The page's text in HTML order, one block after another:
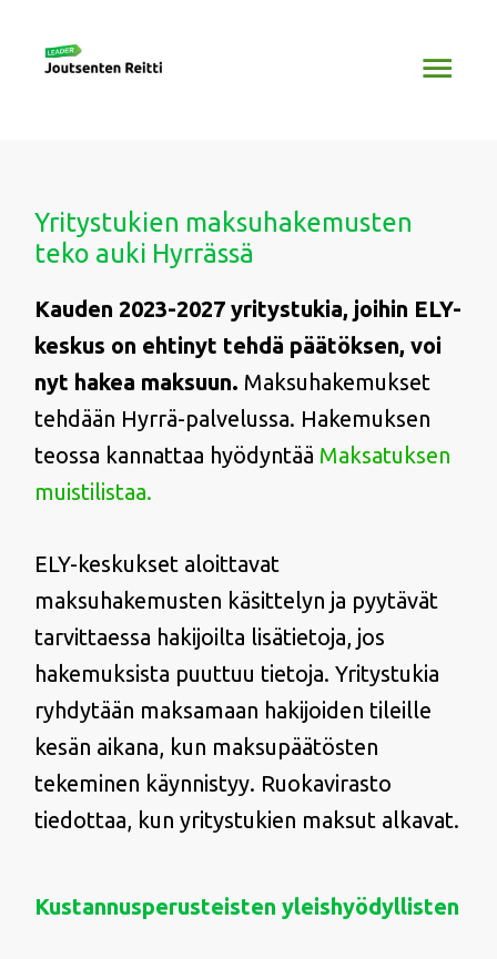
sisältöön
Yritystukien maksuhakemusten
teko auki Hyrrässä
Kauden 2023-2027 yritystukia, joihin ELY-
keskus on ehtinyt tehdä päätöksen, voi
nyt hakea maksuun. Maksuhakemukset
tehdään Hyrrä-palvelussa. Hakemuksen
teossa kannattaa hyödyntää Maksatuksen
muistilistaa.
ELY-keskukset aloittavat
maksuhakemusten käsittelyn ja pyytävät
tarvittaessa hakijoilta lisätietoja, jos
hakemuksista puuttuu tietoja. Yritystukia
ryhdytään maksamaan hakijoiden tileille
kesän aikana, kun maksupäätösten
tekeminen käynnistyy. Ruokavirasto
tiedottaa, kun yritystukien maksut alkavat.
Kustannusperusteisten yleishyödyllisten